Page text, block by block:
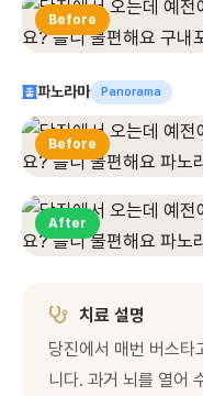
Before
파노라마 Panorama
Before
After
치료 설명
당진에서 매번 버스타
니다. 과거 뇌를 열어